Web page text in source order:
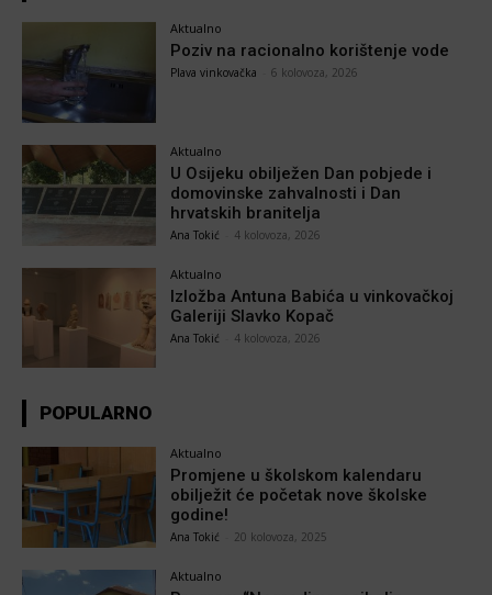
Aktualno
Poziv na racionalno korištenje vode
Plava vinkovačka 6 kolovoza, 2026
Aktualno
U Osijeku obilježen Dan pobjede i
domovinske zahvalnosti i Dan
hrvatskih branitelja
Ana Tokić 4 kolovoza, 2026
Aktualno
Izložba Antuna Babića u vinkovačkoj
Galeriji Slavko Kopač
Ana Tokić 4 kolovoza, 2026
POPULARNO
Aktualno
Promjene u školskom kalendaru
obilježit će početak nove školske
godine!
Ana Tokić 20 kolovoza, 2025
Aktualno